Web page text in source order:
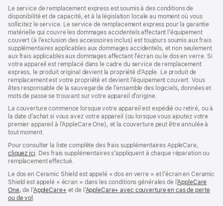
nouvelle
fenêtre)
une
nouvelle
fenêtre)
une
nouvelle
fenêtre)
Le service de remplacement express est soumis à des conditions de
disponibilité et de capacité, et à la législation locale au moment où vous
sollicitez le service. Le service de remplacement express pour la garantie
matérielle qui couvre les dommages accidentels affectant l’équipement
couvert (à l’exclusion des accessoires inclus) est toujours soumis aux frais
supplémentaires applicables aux dommages accidentels, et non seulement
aux frais applicables aux dommages affectant l’écran ou le dos en verre. Si
votre appareil est remplacé dans le cadre du service de remplacement
express, le produit original devient la propriété d’Apple. Le produit de
remplacement est votre propriété et devient l’équipement couvert. Vous
êtes responsable de la sauvegarde de l’ensemble des logiciels, données et
mots de passe se trouvant sur votre appareil d’origine.
La couverture commence lorsque votre appareil est expédié ou retiré, ou à
la date d’achat si vous avez votre appareil (ou lorsque vous ajoutez votre
premier appareil à l’AppleCare One), et la couverture peut être annulée à
tout moment.
Pour consulter la liste complète des frais supplémentaires AppleCare,
cliquez ici(s’ouvre
dans
nouvelle
fenêtre)
. Des frais supplémentaires s’appliquent à chaque réparation ou
remplacement effectué.
Le dos en Ceramic Shield est appelé « dos en verre » et l’écran en Ceramic
Shield est appelé « écran » dans les conditions générales de l’AppleCare
One(s’ouvre
dans
, de l’AppleCare+ (s’ouvre
et de l’AppleCare+ avec couverture en cas de perte
ou de vol